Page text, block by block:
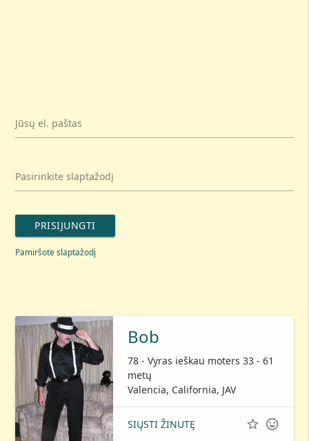
Jūsų el. paštas
Pasirinkite slaptažodį
PRISIJUNGTI
Pamiršote slaptažodį
Bob
78 - Vyras ieškau moters 33 - 61
metų
Valencia, California, JAV
SIŲSTI ŽINUTĘ  